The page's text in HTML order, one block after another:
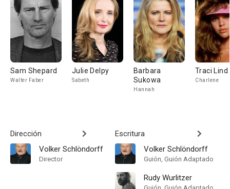
Sam Shepard
Walter Faber
Julie Delpy
Sabeth
Barbara
Sukowa
Hannah
Traci Lind
Charlene
Dirección
Volker Schlöndorff
Director
Escritura
Volker Schlöndorff
Guión, Guión Adaptado
Rudy Wurlitzer